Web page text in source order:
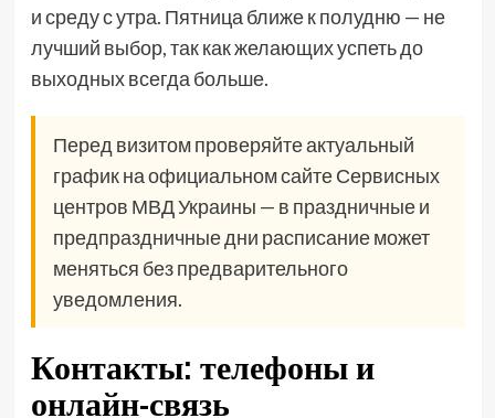
и среду с утра. Пятница ближе к полудню — не
лучший выбор, так как желающих успеть до
выходных всегда больше.
Перед визитом проверяйте актуальный
график на официальном сайте Сервисных
центров МВД Украины — в праздничные и
предпраздничные дни расписание может
меняться без предварительного
уведомления.
Контакты: телефоны и
онлайн-связь